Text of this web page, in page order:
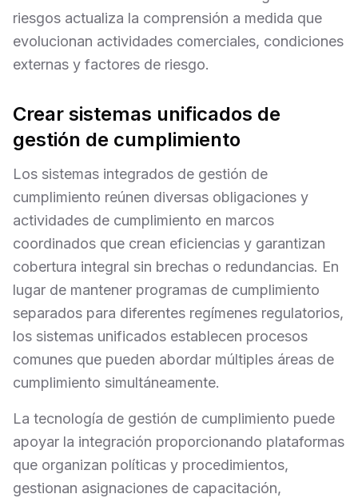
riesgos actualiza la comprensión a medida que
evolucionan actividades comerciales, condiciones
externas y factores de riesgo.
Crear sistemas unificados de
gestión de cumplimiento
Los sistemas integrados de gestión de
cumplimiento reúnen diversas obligaciones y
actividades de cumplimiento en marcos
coordinados que crean eficiencias y garantizan
cobertura integral sin brechas o redundancias. En
lugar de mantener programas de cumplimiento
separados para diferentes regímenes regulatorios,
los sistemas unificados establecen procesos
comunes que pueden abordar múltiples áreas de
cumplimiento simultáneamente.
La tecnología de gestión de cumplimiento puede
apoyar la integración proporcionando plataformas
que organizan políticas y procedimientos,
gestionan asignaciones de capacitación,